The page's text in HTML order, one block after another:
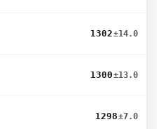
1302±14.0
1300±13.0
1298±7.0